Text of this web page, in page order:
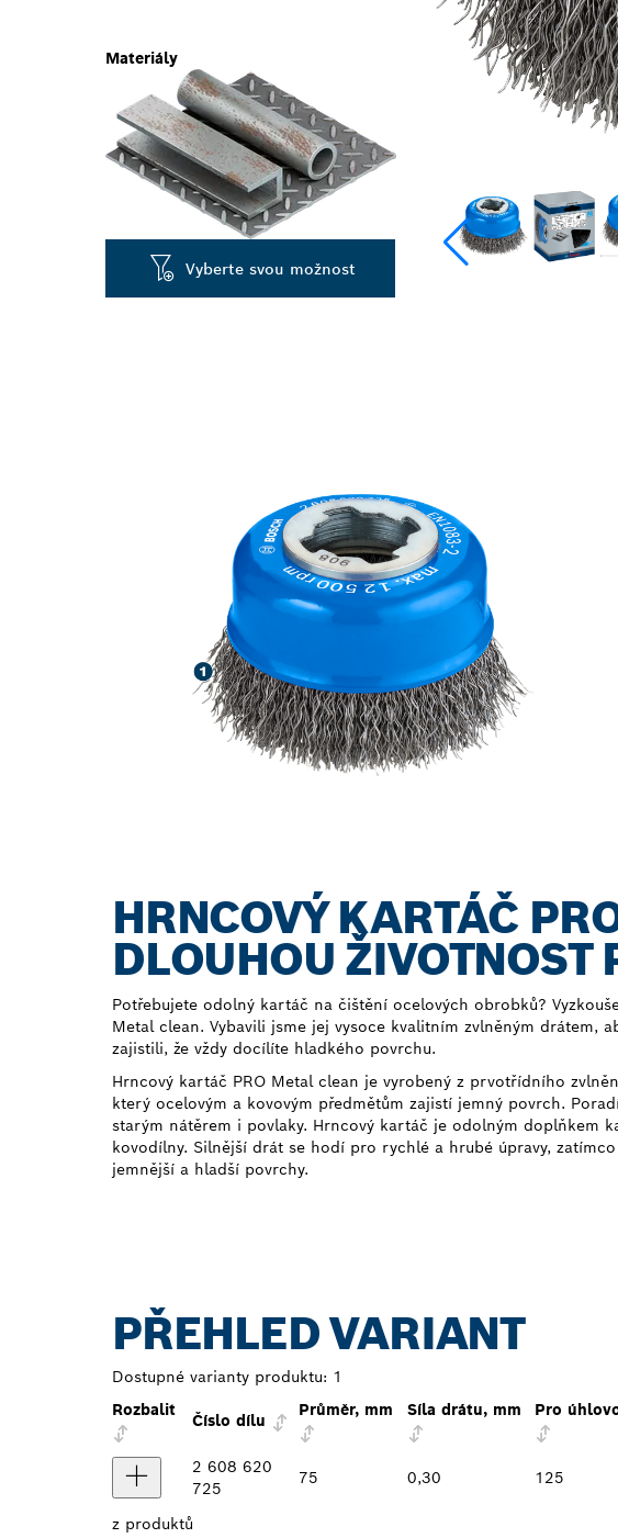
Materiály
Vyberte svou možnost
HRNCOVÝ KARTÁČ
DLOUHOU ŽIVOTNOST
Potřebujete odolný kartáč na čištění ocelových obrobků?
Metal clean. Vybavili jsme jej vysoce kvalitním zvlněným drátem,
zajistili, že vždy docílíte hladkého povrchu.
Hrncový kartáč PRO Metal clean je vyrobený z prvotřídního
který ocelovým a kovovým předmětům zajistí jemný povrch.
starým nátěrem i povlaky. Hrncový kartáč je odolným doplňkem
kovodílny. Silnější drát se hodí pro rychlé a hrubé úpravy,
jemnější a hladší povrchy.
PŘEHLED VARIANT
Dostupné varianty produktu: 1
Rozbalit
Číslo dílu
Průměr, mm Síla drátu, mm Pro
2 608 620
725
75 0,30 125
z produktů